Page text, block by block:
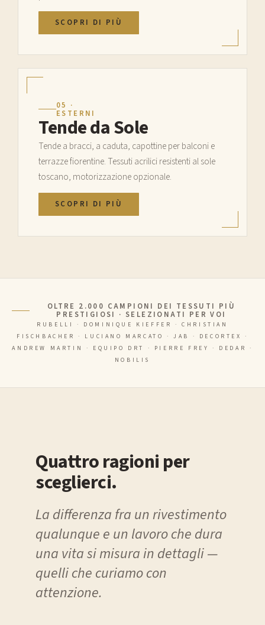
SCOPRI DI PIÙ
05 ·
ESTERNI
Tende da Sole
Tende a bracci, a caduta, capottine per balconi e
terrazze fiorentine. Tessuti acrilici resistenti al sole
toscano, motorizzazione opzionale.
SCOPRI DI PIÙ
OLTRE 2.000 CAMPIONI DEI TESSUTI PIÙ
PRESTIGIOSI · SELEZIONATI PER VOI
RUBELLI · DOMINIQUE KIEFFER · CHRISTIAN
FISCHBACHER · LUCIANO MARCATO · JAB · DECORTEX ·
ANDREW MARTIN · EQUIPO DRT · PIERRE FREY · DEDAR ·
NOBILIS
Quattro ragioni per
sceglierci.
La differenza fra un rivestimento
qualunque e un lavoro che dura
una vita si misura in dettagli —
quelli che curiamo con
attenzione.